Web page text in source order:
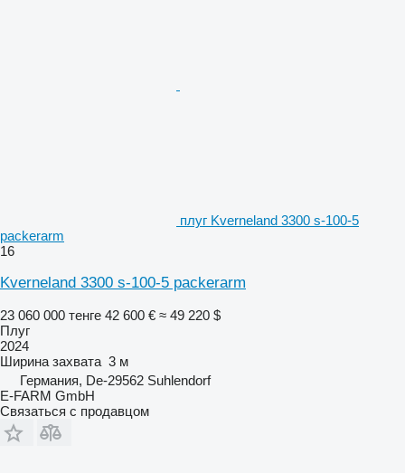
плуг Kverneland 3300 s-100-5
packerarm
16
Kverneland 3300 s-100-5 packerarm
23 060 000 тенге 42 600 € ≈ 49 220 $
Плуг
2024
Ширина захвата 3 м
Германия, De-29562 Suhlendorf
E-FARM GmbH
Связаться с продавцом